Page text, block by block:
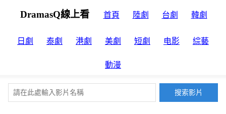
DramasQ線上看 首頁 陸劇 台劇 韓劇
日劇 泰劇 港劇 美劇 短劇 电影 綜藝
動漫